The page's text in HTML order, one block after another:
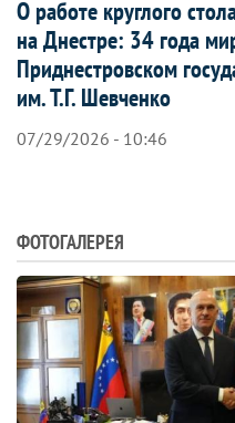
О работе круглого
на Днестре: 34 года
Приднестровском
им. Т.Г. Шевченко
07/29/2026 - 10:46
ФОТОГАЛЕРЕЯ